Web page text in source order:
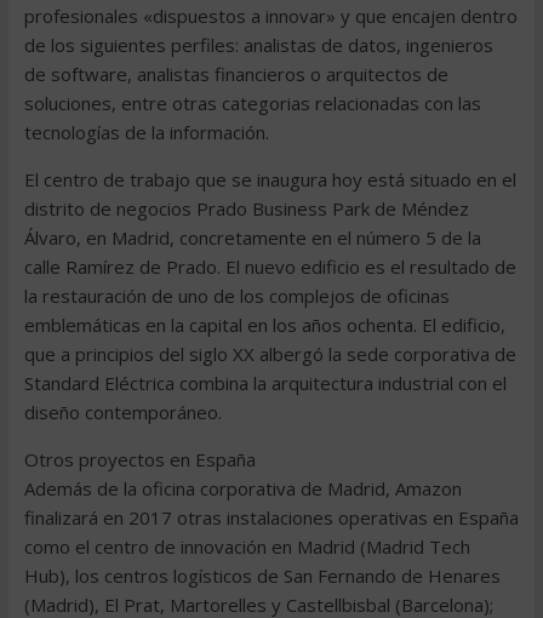
profesionales «dispuestos a innovar» y que encajen dentro
de los siguientes perfiles: analistas de datos, ingenieros
de software, analistas financieros o arquitectos de
soluciones, entre otras categorias relacionadas con las
tecnologías de la información.
El centro de trabajo que se inaugura hoy está situado en el
distrito de negocios Prado Business Park de Méndez
Álvaro, en Madrid, concretamente en el número 5 de la
calle Ramírez de Prado. El nuevo edificio es el resultado de
la restauración de uno de los complejos de oficinas
emblemáticas en la capital en los años ochenta. El edificio,
que a principios del siglo XX albergó la sede corporativa de
Standard Eléctrica combina la arquitectura industrial con el
diseño contemporáneo.
Otros proyectos en España
Además de la oficina corporativa de Madrid, Amazon
finalizará en 2017 otras instalaciones operativas en España
como el centro de innovación en Madrid (Madrid Tech
Hub), los centros logísticos de San Fernando de Henares
(Madrid), El Prat, Martorelles y Castellbisbal (Barcelona);